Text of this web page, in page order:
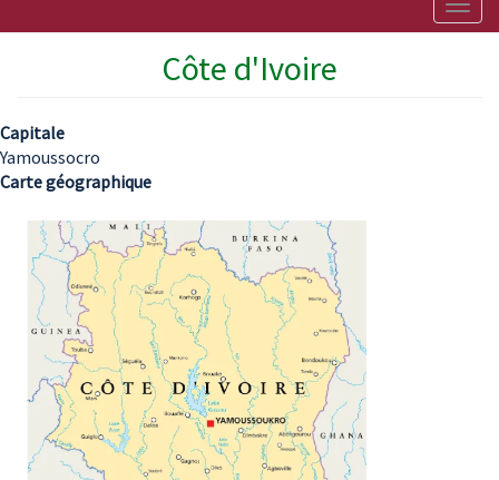
Côte d'Ivoire
Capitale
Yamoussocro
Carte géographique
Image